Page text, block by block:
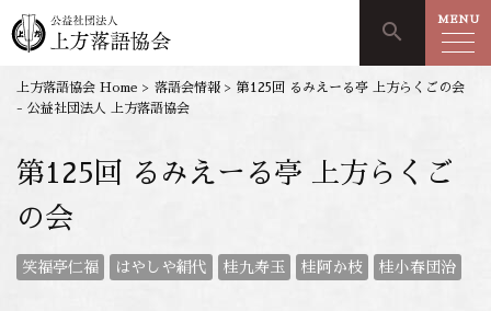
search MENU
上方落語協会 Home > 落語会情報 > 第125回 るみえーる亭 上方らくごの会
- 公益社団法人 上方落語協会
第125回 るみえーる亭 上方らくご
の会
笑福亭仁福 はやしや絹代 桂九寿玉 桂阿か枝 桂小春団治